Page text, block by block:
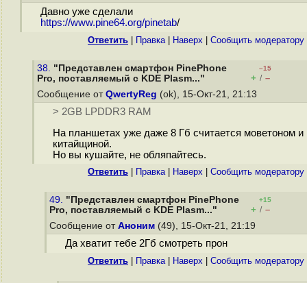
Давно уже сделали
https://www.pine64.org/pinetab/
Ответить Правка| Наверх Cообщить модератору
38. "Представлен смартфон PinePhone
Pro, поставляемый с KDE Plasm..."
–15
+ / –
Сообщение от QwertyReg (ok), 15-Окт-21, 21:13
> 2GB LPDDR3 RAM
На планшетах уже даже 8 Гб считается моветоном и
китайщиной.
Но вы кушайте, не обляпайтесь.
Ответить Правка| Наверх Cообщить модератору
49. "Представлен смартфон PinePhone
Pro, поставляемый с KDE Plasm..."
+15
+ / –
Сообщение от Аноним (49), 15-Окт-21, 21:19
Да хватит тебе 2Гб смотреть прон
Ответить Правка| Наверх Cообщить модератору